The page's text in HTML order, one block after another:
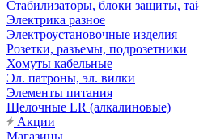
Стабилизаторы, блоки защиты,
Электрика разное
Электроустановочные изделия
Розетки, разъемы, подрозетники
Хомуты кабельные
Эл. патроны, эл. вилки
Элементы питания
Щелочные LR (алкалиновые)
Акции
Магазины